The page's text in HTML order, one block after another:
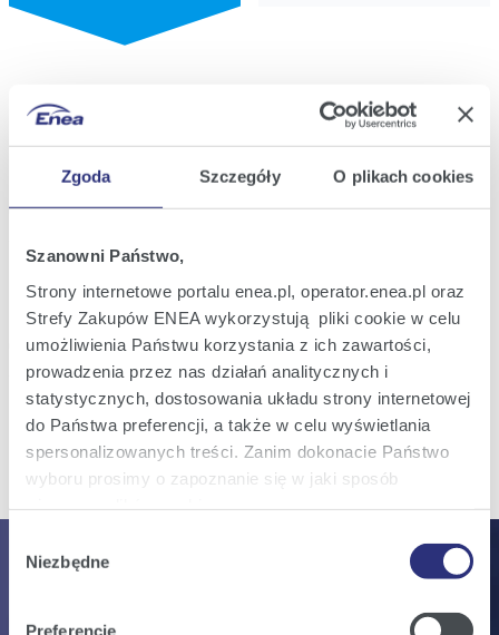
Zgoda Szczegóły O plikach cookies
Szanowni Państwo,
Strony internetowe portalu enea.pl, operator.enea.pl oraz
Strefy Zakupów ENEA wykorzystują pliki cookie w celu
umożliwienia Państwu korzystania z ich zawartości,
prowadzenia przez nas działań analitycznych i
statystycznych, dostosowania układu strony internetowej
do Państwa preferencji, a także w celu wyświetlania
spersonalizowanych treści. Zanim dokonacie Państwo
wyboru prosimy o zapoznanie się w jaki sposób
Szczegółowe informacje na ten temat znajdziecie
Polityce
zgody
Niezbędne
Preferencje
31
2026
15:24
Ogłoszenie przerwy w obradach
Nadzwyczajnego Walnego Zgromadzenia
Enea S.A.
lip
2026
15:12
Raport bieżący nr 31/2026
Rozszerzenie na wniosek Akcjonariusza
porządku obrad Nadzwyczajnego Walnego
Zgromadzenia Enea S.A., zwołanego na
dzień 31 lipca 2026 r.
Wszystkie raporty
Dlaczego zainwestować?